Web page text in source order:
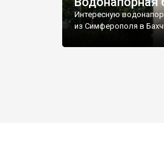
Интересную
из Симферополя в